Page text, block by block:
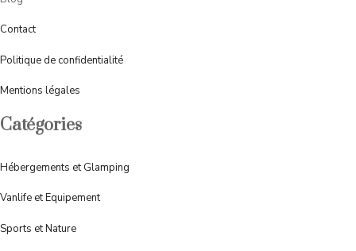
Contact
Politique de confidentialité
Mentions légales
Catégories
Hébergements et Glamping
Vanlife et Equipement
Sports et Nature